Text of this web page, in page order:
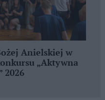
Anielskiej w
„Aktywna
2026